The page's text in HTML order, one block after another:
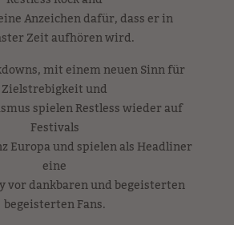
Anzeichen dafür, dass er in
Zeit aufhören wird.
mit einem neuen Sinn für
Zielstrebigkeit und
spielen Restless wieder auf
Festivals
Europa und spielen als Headliner
eine
vor dankbaren und begeisterten
begeisterten Fans.